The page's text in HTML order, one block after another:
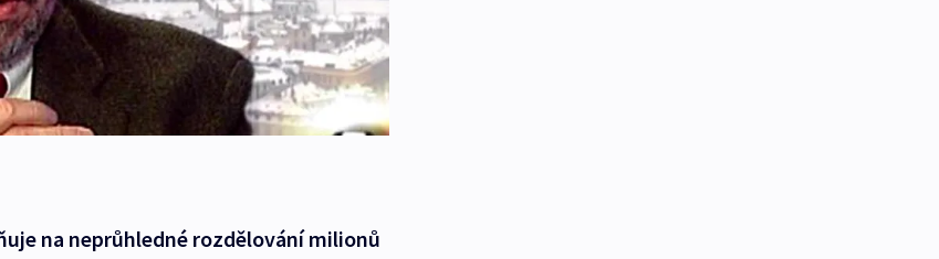
na neprůhledné rozdělování milionů